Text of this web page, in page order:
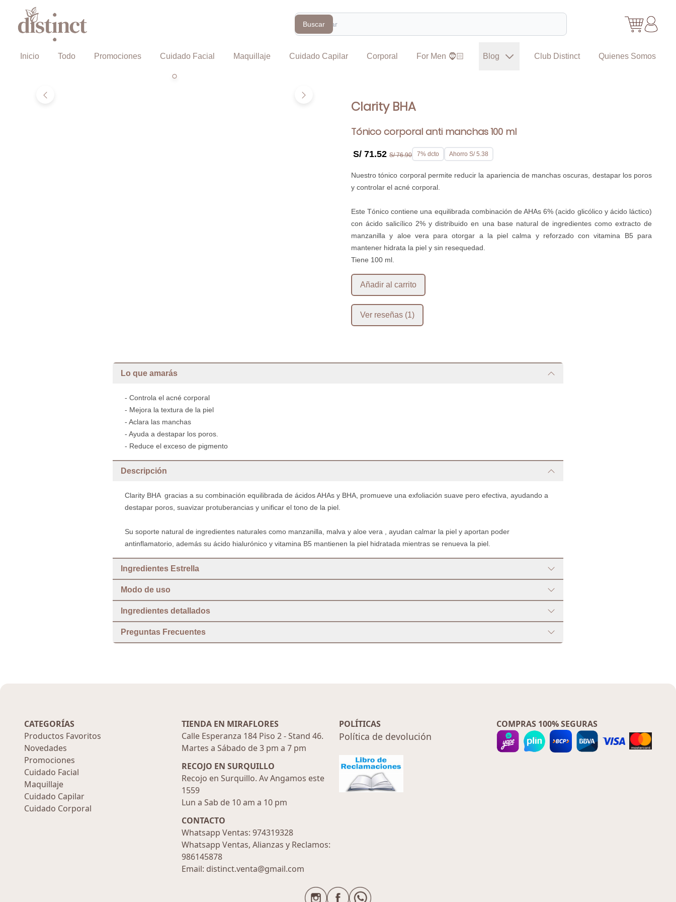
Search
Buscar
Inicio Todo Promociones Cuidado Facial Maquillaje Cuidado Capilar Corporal For Men 🧔🏻 Blog Club Distinct Quienes Somos
Clarity BHA
Tónico corporal anti manchas 100 ml
S/ 71.52 S/ 76.90 7% dcto Ahorro S/ 5.38
Nuestro tónico corporal permite reducir la apariencia de manchas oscuras, destapar los poros
y controlar el acné corporal.
Este Tónico contiene una equilibrada combinación de AHAs 6% (acido glicólico y ácido láctico)
con ácido salicílico 2% y distribuido en una base natural de ingredientes como extracto de
manzanilla y aloe vera para otorgar a la piel calma y reforzado con vitamina B5 para
mantener hidrata la piel y sin resequedad.
Tiene 100 ml.
Lo que amarás
- Controla el acné corporal
- Mejora la textura de la piel
- Aclara las manchas
- Ayuda a destapar los poros.
- Reduce el exceso de pigmento
Descripción
Clarity BHA gracias a su combinación equilibrada de ácidos AHAs y BHA, promueve una exfoliación suave pero efectiva, ayudando a
destapar poros, suavizar protuberancias y unificar el tono de la piel.
Su soporte natural de ingredientes naturales como manzanilla, malva y aloe vera , ayudan calmar la piel y aportan poder
antinflamatorio, además su ácido hialurónico y vitamina B5 mantienen la piel hidratada mientras se renueva la piel.
Ingredientes Estrella
Modo de uso
Ingredientes detallados
Preguntas Frecuentes
CATEGORÍAS
Productos Favoritos
Novedades
Promociones
Cuidado Facial
Maquillaje
Cuidado Capilar
Cuidado Corporal
TIENDA EN MIRAFLORES
Calle Esperanza 184 Piso 2 - Stand 46.
Martes a Sábado de 3 pm a 7 pm
RECOJO EN SURQUILLO
Recojo en Surquillo. Av Angamos este
1559
Lun a Sab de 10 am a 10 pm
CONTACTO
Whatsapp Ventas: 974319328
Whatsapp Ventas, Alianzas y Reclamos:
986145878
Email: distinct.venta@gmail.com
POLÍTICAS
Política de devolución
COMPRAS 100% SEGURAS